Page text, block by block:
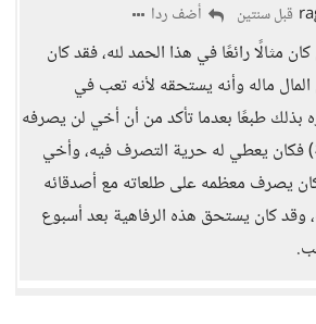
قبل سنتين أضف ردا
مثالًا رائعًا في هذا الحمد لله، فقد كان
ماله وأنه يستحقه لأنه تعب في
بذلك طبعًا بعدما تأكد من أن أخي لن يصرفه
فكان يعطي له حرية التصرف فيه، وأخي
كان يصرف معظمه على طلعاته مع أصدقائه
وقد كان يستحق هذه الرفاهية بعد أسبوع